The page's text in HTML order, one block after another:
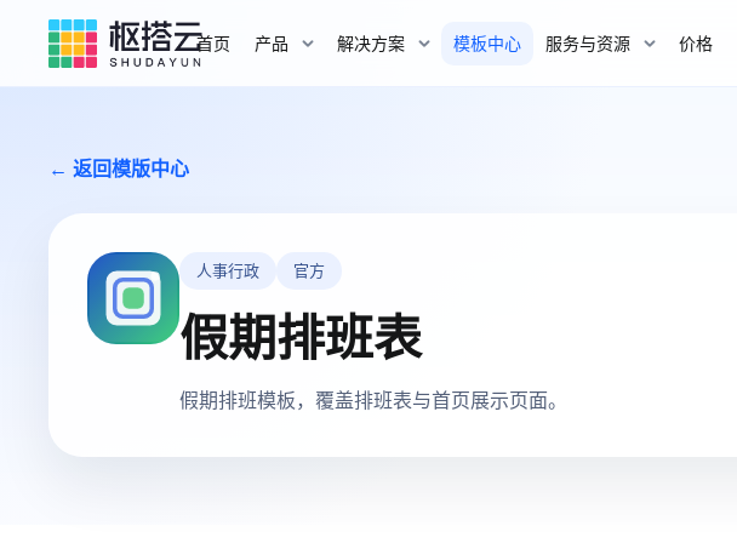
首页 产品 解决方案 模板中心 服务与资源 价格
← 返回模版中心
人事行政 官方
假期排班表
假期排班模板，覆盖排班表与首页展示页面。